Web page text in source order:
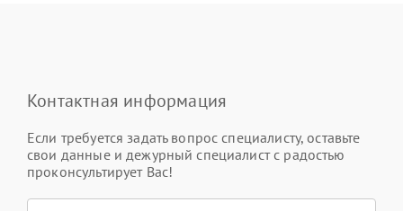
Контактная информация
Если требуется задать вопрос специалисту, оставьте
свои данные и дежурный специалист с радостью
проконсультирует Вас!